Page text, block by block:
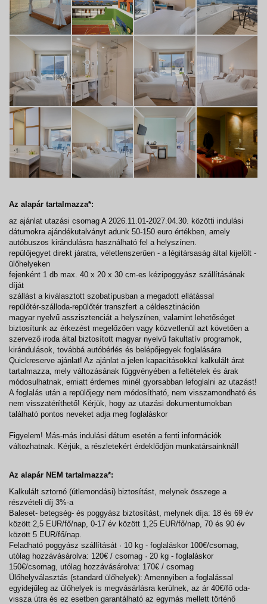
Az alapár tartalmazza*:
az ajánlat utazási csomag A 2026.11.01-2027.04.30. közötti indulási
dátumokra ajándékutalványt adunk 50-150 euro értékben, amely
autóbuszos kirándulásra használható fel a helyszínen.
repülőjegyet direkt járatra, véletlenszerűen - a légitársaság által kijelölt -
ülőhelyeken
fejenként 1 db max. 40 x 20 x 30 cm-es kézipoggyász szállításának
díját
szállást a kiválasztott szobatípusban a megadott ellátással
repülőtér-szálloda-repülőtér transzfert a céldesztináción
magyar nyelvű asszisztenciát a helyszínen, valamint lehetőséget
biztosítunk az érkezést megelőzően vagy közvetlenül azt követően a
szervező iroda által biztosított magyar nyelvű fakultatív programok,
kirándulások, továbbá autóbérlés és belépőjegyek foglalására
Quickreserve ajánlat! Az ajánlat a jelen kapacitásokkal kalkulált árat
tartalmazza, mely változásának függvényében a feltételek és árak
módosulhatnak, emiatt érdemes minél gyorsabban lefoglalni az utazást!
A foglalás után a repülőjegy nem módosítható, nem visszamondható és
nem visszatéríthető! Kérjük, hogy az utazási dokumentumokban
található pontos neveket adja meg foglaláskor
Figyelem! Más-más indulási dátum esetén a fenti információk
változhatnak. Kérjük, a részletekért érdeklődjön munkatársainknál!
Az alapár NEM tartalmazza*:
Kalkulált sztornó (útlemondási) biztosítást, melynek összege a
részvételi díj 3%-a
Baleset- betegség- és poggyász biztosítást, melynek díja: 18 és 69 év
között 2,5 EUR/fő/nap, 0-17 év között 1,25 EUR/fő/nap, 70 és 90 év
között 5 EUR/fő/nap.
Feladható poggyász szállítását · 10 kg - foglaláskor 100€/csomag,
utólag hozzávásárolva: 120€ / csomag · 20 kg - foglaláskor
150€/csomag, utólag hozzávásárolva: 170€ / csomag
Ülőhelyválasztás (standard ülőhelyek): Amennyiben a foglalással
egyidejűleg az ülőhelyek is megvásárlásra kerülnek, az ár 40€/fő oda-
vissza útra és ez esetben garantálható az egymás mellett történő